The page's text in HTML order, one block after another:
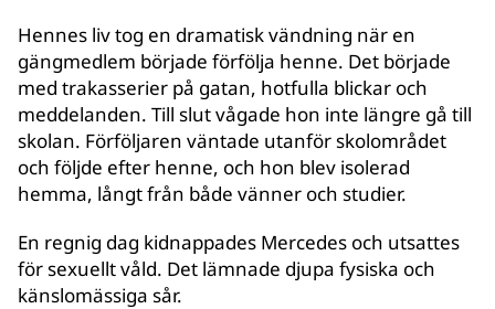
Hennes liv tog en dramatisk vändning när en
gängmedlem började förfölja henne. Det började
med trakasserier på gatan, hotfulla blickar och
meddelanden. Till slut vågade hon inte längre gå till
skolan. Förföljaren väntade utanför skolområdet
och följde efter henne, och hon blev isolerad
hemma, långt från både vänner och studier.
En regnig dag kidnappades Mercedes och utsattes
för sexuellt våld. Det lämnade djupa fysiska och
känslomässiga sår.